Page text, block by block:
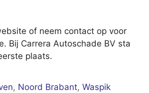
of neem contact op voor
Bij Carrera Autoschade BV sta
plaats.
, Noord Brabant,Waspik